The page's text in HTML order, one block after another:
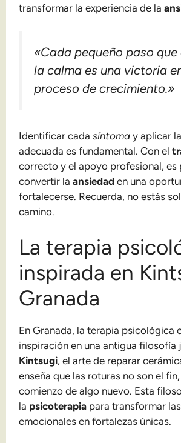
transformar la experiencia de la
«Cada pequeño paso
la calma es una victoria
proceso de crecimiento.»
Identificar cadasíntoma y aplicar
adecuada es fundamental. Con el
correcto y el apoyo profesional, es
convertir laansiedad en una
fortalecerse. Recuerda, no estás
camino.
La terapia
inspirada en
Granada
En Granada, la terapia psicológica
inspiración en una antigua filosofía
Kintsugi, el arte de reparar
enseña que las roturas no son el
comienzo de algo nuevo. Esta
la psicoterapia para transformar
emocionales en fortalezas únicas.